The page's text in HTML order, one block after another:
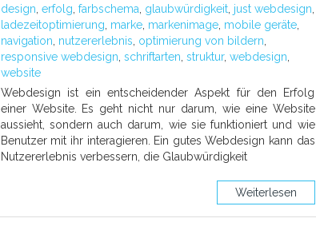
design erfolg farbschema glaubwürdigkeit, just webdesign
ladezeitoptimierung marke, markenimage, mobile geräte,
navigation nutzererlebnis optimierung von bildern
responsive webdesign schriftarten struktur, webdesign
website
Webdesign ist ein entscheidender Aspekt für den Erfolg
einer Website. Es geht nicht nur darum, wie eine Website
aussieht, sondern auch darum, wie sie funktioniert und wie
Benutzer mit ihr interagieren. Ein gutes Webdesign kann das
Nutzererlebnis verbessern, die Glaubwürdigkeit
Weiterlesen